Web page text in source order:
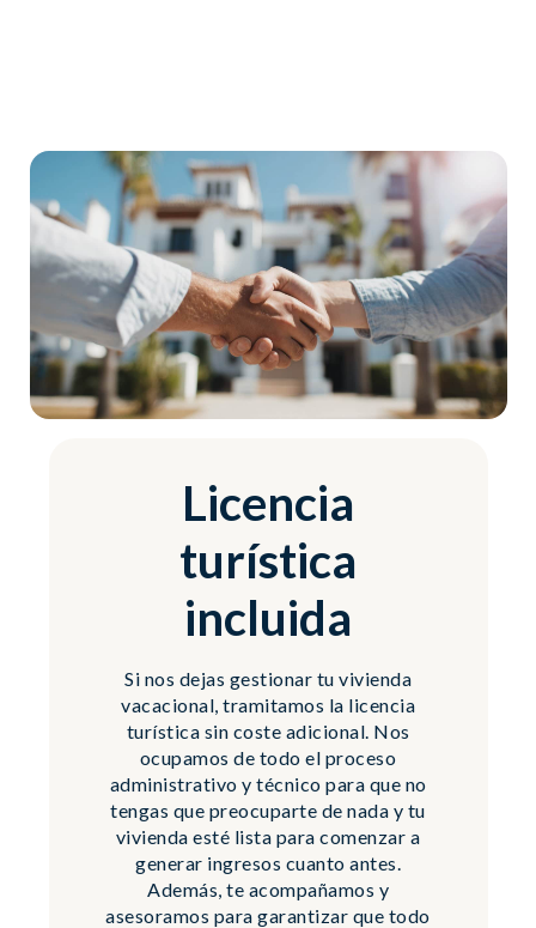
Licencia
turística
incluida
Si nos dejas gestionar tu vivienda
vacacional, tramitamos la licencia
turística sin coste adicional. Nos
ocupamos de todo el proceso
administrativo y técnico para que no
tengas que preocuparte de nada y tu
vivienda esté lista para comenzar a
generar ingresos cuanto antes.
Además, te acompañamos y
asesoramos para garantizar que todo